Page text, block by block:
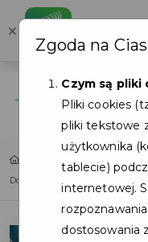
× Karta
Szybciej,
Dołącz do grona Partnerów
Zgoda na
Czym są pliki
Pliki cookies
pliki tekstowe
użytkownika
tablecie)
internetowej.
dostosowania